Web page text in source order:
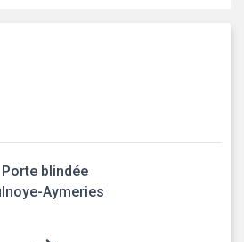
Porte blindée
Aymeries